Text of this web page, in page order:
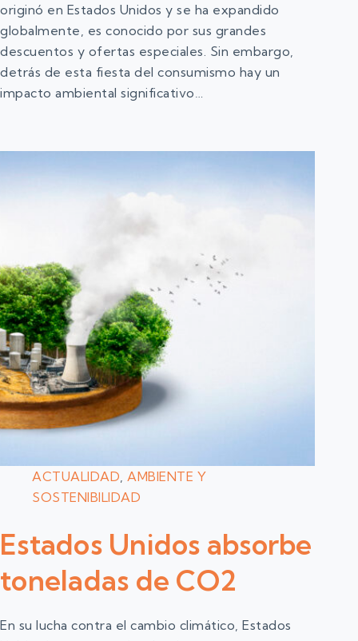
originó en Estados Unidos y se ha expandido
globalmente, es conocido por sus grandes
descuentos y ofertas especiales. Sin embargo,
detrás de esta fiesta del consumismo hay un
impacto ambiental significativo…
ACTUALIDAD AMBIENTE Y
SOSTENIBILIDAD
Estados Unidos absorbe
toneladas de CO2
En su lucha contra el cambio climático, Estados